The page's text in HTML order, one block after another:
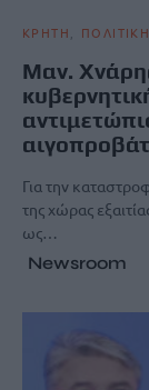
ΚΡΗΤΗ ΠΟΛΙΤΙΚΗ
Μαν.
Για την
της χώρας
ως…
Newsroom